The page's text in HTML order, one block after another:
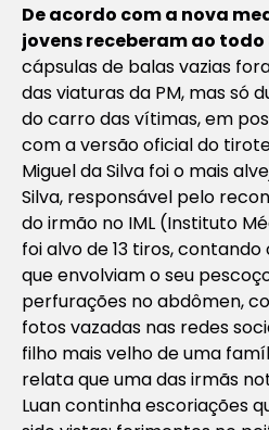
De acordo com a nova
jovens receberam ao todo
cápsulas de balas vazias
das viaturas da PM, mas só
do carro das vítimas, em
com a versão oficial do
Miguel da Silva foi o mais
Silva, responsável pelo
do irmão no IML (Instituto
foi alvo de 13 tiros,
que envolviam o seu
perfurações no abdômen,
fotos vazadas nas redes
filho mais velho de uma
relata que uma das irmãs
Luan continha escoriações